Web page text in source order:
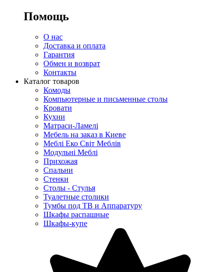
Помощь
О нас
Доставка и оплата
Гарантия
Обмен и возврат
Контакты
Каталог товаров
Комоды
Компьютерные и письменные столы
Кровати
Кухни
Матраси-Ламелі
Мебель на заказ в Киеве
Меблі Еко Світ Меблів
Модульні Меблі
Прихожая
Спальни
Стенки
Столы - Стулья
Туалетные столики
Тумбы под ТВ и Аппаратуру
Шкафы распашные
Шкафы-купе